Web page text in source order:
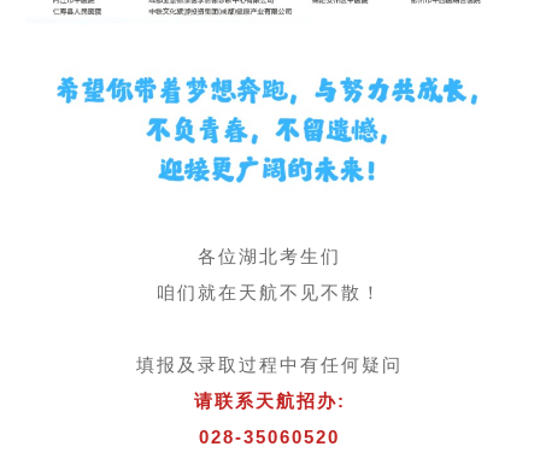
各位湖北考生们
咱们就在天航不见不散！
填报及录取过程中有任何疑问
请联系天航招办:
028-35060520